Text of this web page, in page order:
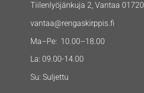
Tiilenlyöjänkuja 2, Vantaa 01720
vantaa@rengaskirppis.fi
Ma–Pe: 10.00–18.00
La: 09.00-14.00
Su: Suljettu